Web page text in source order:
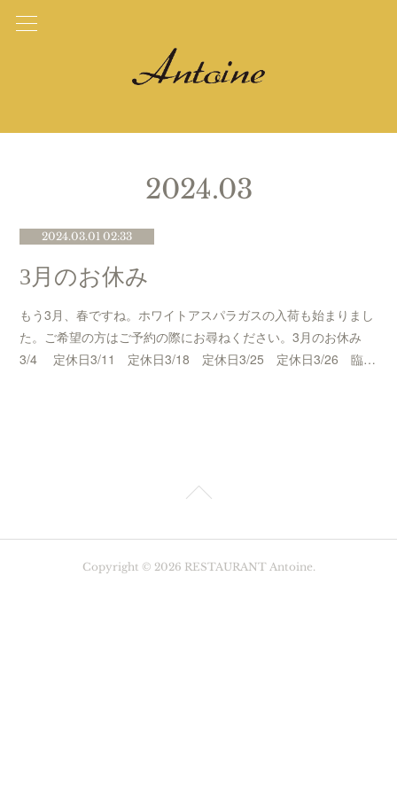
2024.03
2024.03.01 02:33
3月のお休み
もう3月、春ですね。ホワイトアスパラガスの入荷も始まりまし
た。ご希望の方はご予約の際にお尋ねください。3月のお休み
3/4 定休日3/11 定休日3/18 定休日3/25 定休日3/26 臨…
Copyright © 2026 RESTAURANT Antoine.